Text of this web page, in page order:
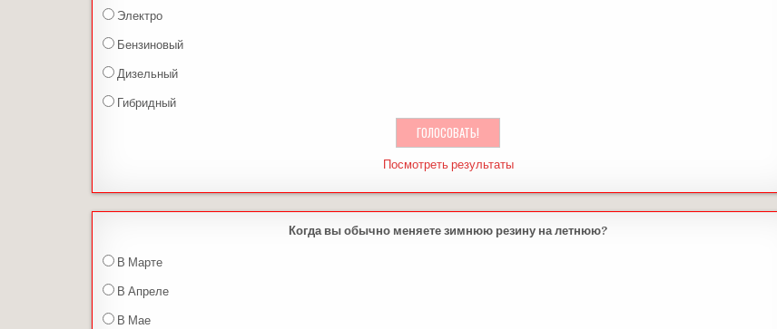
Электро
Бензиновый
Дизельный
Гибридный
Посмотреть результаты
Когда вы обычно меняете зимнюю резину на летнюю?
В Марте
В Апреле
В Мае